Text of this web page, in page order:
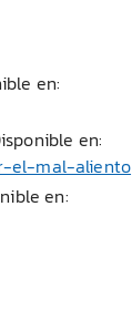
en:
en:
el-mal-aliento
en: